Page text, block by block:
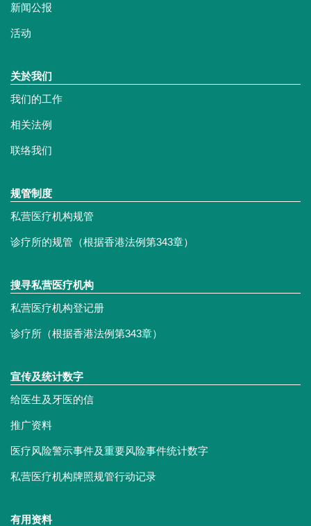
新闻公报
活动
关於我们
我们的工作
相关法例
联络我们
规管制度
私营医疗机构规管
诊疗所的规管（根据香港法例第343章）
搜寻私营医疗机构
私营医疗机构登记册
诊疗所（根据香港法例第343章）
宣传及统计数字
给医生及牙医的信
推广资料
医疗风险警示事件及重要风险事件统计数字
私营医疗机构牌照规管行动记录
有用资料